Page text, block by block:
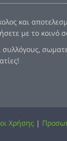
και
με το κοινό
συλλόγους,
Χρήσης |